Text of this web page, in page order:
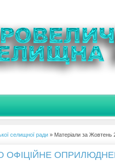
селищної ради » Матеріали за Жовтень
ОФІЦІЙНЕ